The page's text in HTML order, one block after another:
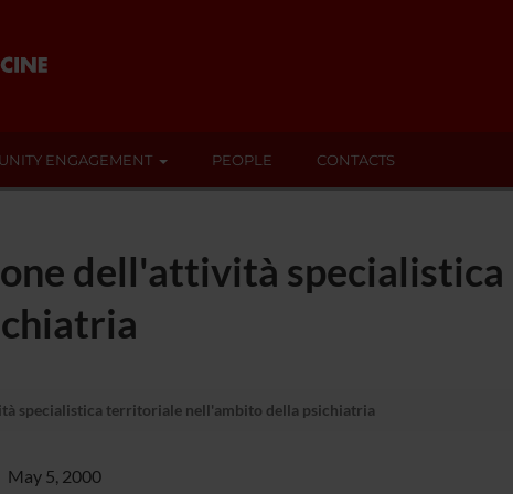
ENGAGEMENT PEOPLE CONTACTS
dell'attività specialistica
specialistica territoriale nell'ambito della psichiatria
May 5, 2000